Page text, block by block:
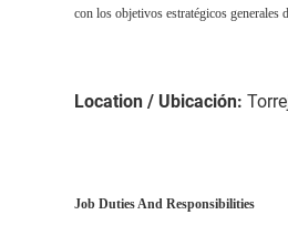
con los objetivos estratégicos generales
Location / Ubicación:
Job Duties And Responsibilities